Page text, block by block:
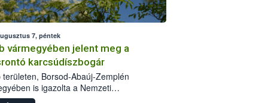
7, péntek
vármegyében jelent meg a
karcsúdíszbogár
területen, Borsod-Abaúj-Zemplén
is igazolta a Nemzeti
biztonsági Hivatal (Nébih) a